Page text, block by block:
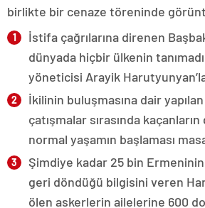
birlikte bir cenaze töreninde
İstifa çağrılarına direnen
dünyada hiçbir ülkenin
yöneticisi Arayik
İkilinin buluşmasına dair
çatışmalar sırasında
normal yaşamın başlaması
Şimdiye kadar 25 bin Ermeninin
geri döndüğü bilgisini veren
ölen askerlerin ailelerine 600